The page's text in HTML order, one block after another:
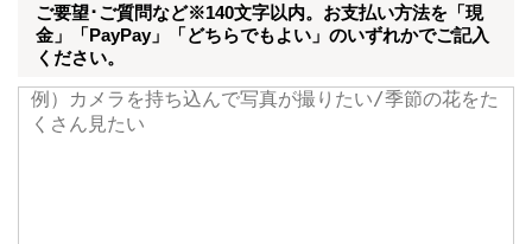
ご要望･ご質問など※140文字以内。お支払い方法を「現
金」「PayPay」「どちらでもよい」のいずれかでご記入
ください。